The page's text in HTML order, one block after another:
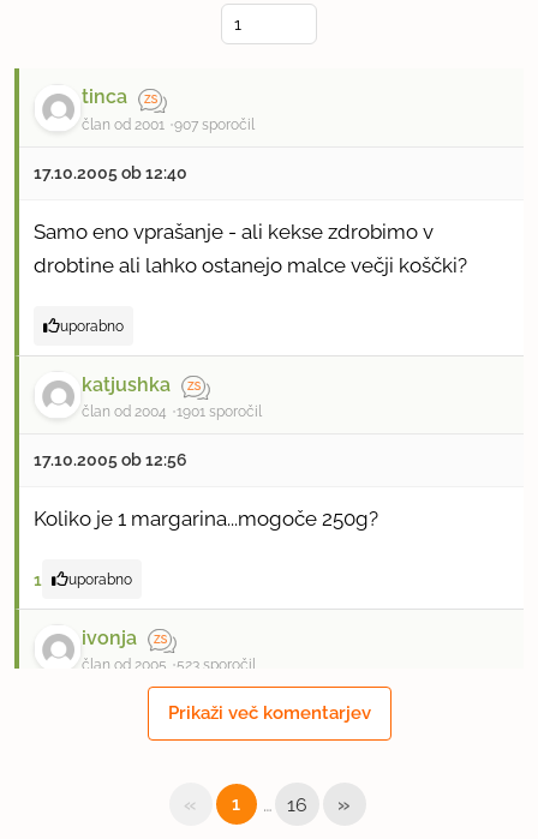
tinca
član od 2001 907 sporočil
17.10.2005 ob 12:40
Samo eno vprašanje - ali kekse zdrobimo v
drobtine ali lahko ostanejo malce večji koščki?
uporabno
katjushka
član od 2004 1901 sporočil
17.10.2005 ob 12:56
Koliko je 1 margarina...mogoče 250g?
1 uporabno
ivonja
član od 2005 523 sporočil
17.10.2005 ob 14:32
ostane kakšen malo večji košček se itak razpusti!
Prikaži več komentarjev
« 1 … 16 »